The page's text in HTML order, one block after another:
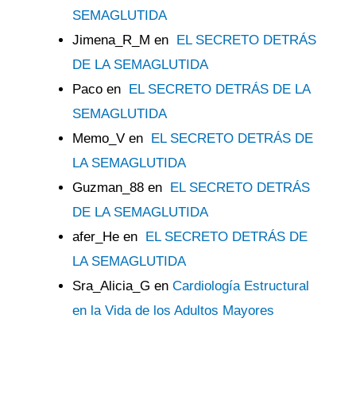
SEMAGLUTIDA
Jimena_R_M en
EL SECRETO DETRÁS
DE LA SEMAGLUTIDA
Paco en
EL SECRETO DETRÁS DE LA
SEMAGLUTIDA
Memo_V en
EL SECRETO DETRÁS DE
LA SEMAGLUTIDA
Guzman_88 en
EL SECRETO DETRÁS
DE LA SEMAGLUTIDA
afer_He en
EL SECRETO DETRÁS DE
LA SEMAGLUTIDA
Sra_Alicia_G en Cardiología Estructural
en la Vida de los Adultos Mayores